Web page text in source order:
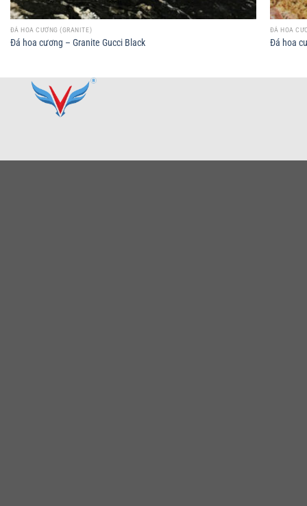
ĐÁ HOA CƯƠNG (GRANITE)
Đá hoa cương – Granite Gucci Black
ĐÁ HOA
Đá hoa